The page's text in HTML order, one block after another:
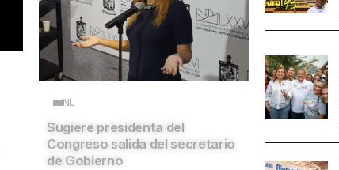
NL
Sugiere presidenta del
Congreso salida del secretario
de Gobierno